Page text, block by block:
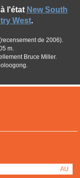
AU
l'état New South
West.
de 2006).
m.
Bruce Miller.